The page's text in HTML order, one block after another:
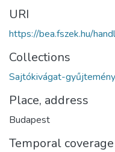
URI
https://bea.fszek.hu/
Collections
Sajtókivágat-gyűjtemény
Place, address
Budapest
Temporal coverage